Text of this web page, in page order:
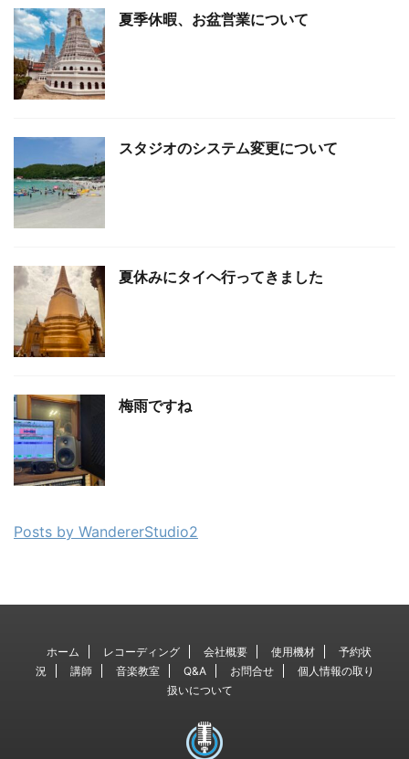
夏季休暇、お盆営業について
スタジオのシステム変更について
夏休みにタイヘ行ってきました
梅雨ですね
Posts by WandererStudio2
ホーム レコーディング 会社概要 使用機材
予約状
況
講師 音楽教室 Q&A お問合せ
個人情報の取り
扱いについて